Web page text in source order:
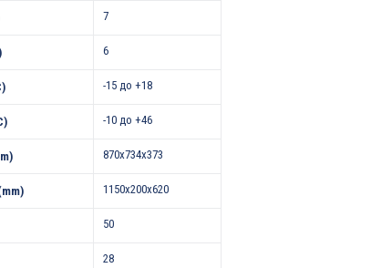
7
6
-15 до +18
-10 до +46
870x734x373
1150x200x620
50
28